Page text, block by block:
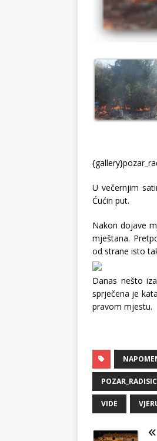
U večernjim
Ćućin put.
Nakon dojave
mještana.
od strane isto
Danas nešto
sprječena je
pravom mjestu.
VIDE